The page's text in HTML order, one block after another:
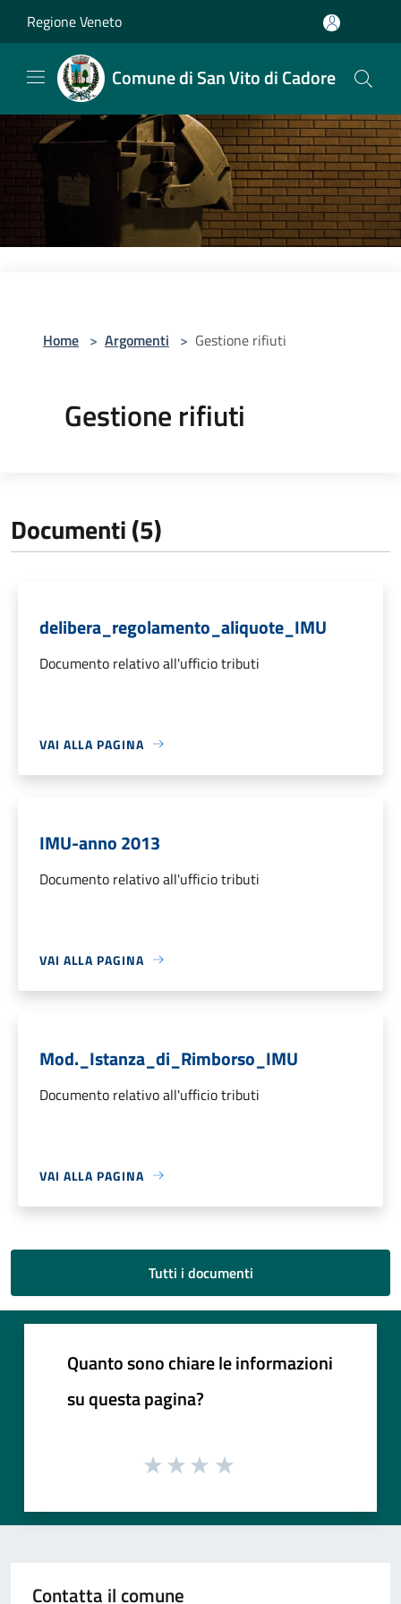
Regione Veneto
Comune di San Vito di Cadore
Home > Argomenti > Gestione rifiuti
Gestione rifiuti
Documenti (5)
delibera_regolamento_aliquote_IMU
Documento relativo all'ufficio tributi
VAI ALLA PAGINA
IMU-anno 2013
Documento relativo all'ufficio tributi
VAI ALLA PAGINA
Mod._Istanza_di_Rimborso_IMU
Documento relativo all'ufficio tributi
VAI ALLA PAGINA
Tutti i documenti
Quanto sono chiare le informazioni
su questa pagina?
Contatta il comune